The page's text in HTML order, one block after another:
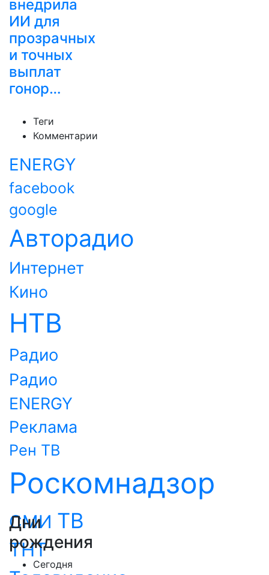
внедрила
ИИ для
прозрачных
и точных
выплат
гонор…
Теги
Комментарии
ENERGY
facebook
google
Авторадио
Интернет
Кино
НТВ
Радио
Радио
ENERGY
Реклама
Рен ТВ
Роскомнадзор
СМИ ТВ
ТНТ
Дни
рождения
Сегодня